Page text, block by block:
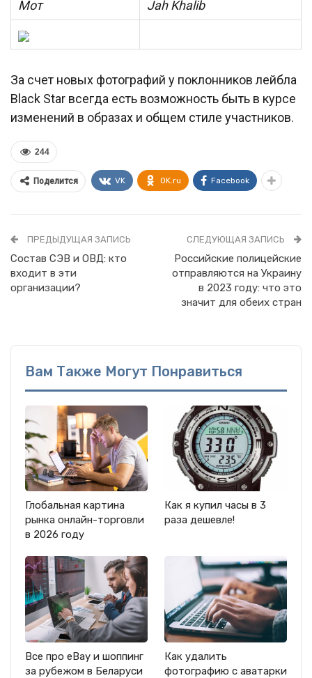
Мот Jah Khalib
За счет новых фотографий у поклонников лейбла
Black Star всегда есть возможность быть в курсе
изменений в образах и общем стиле участников.
244
Поделится VK OK.ru Facebook
ПРЕДЫДУЩАЯ ЗАПИСЬ
Состав СЭВ и ОВД: кто
входит в эти
организации?
СЛЕДУЮЩАЯ ЗАПИСЬ
Российские полицейские
отправляются на Украину
в 2023 году: что это
значит для обеих стран
Вам Также Могут Понравиться
Глобальная картина
рынка онлайн-торговли
в 2026 году
Как я купил часы в 3
раза дешевле!
Все про eBay и шоппинг
за рубежом в Беларуси
Как удалить
фотографию с аватарки